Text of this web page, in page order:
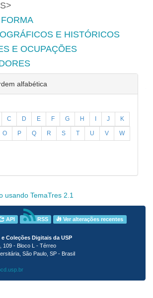
E HISTÓRICOS
E OCUPAÇÕES
alfabética
C D E F G H I J K
O P Q R S T U V W
usando TemaTres 2.1
API RSS Ver alterações recentes
Coleções Digitais da USP
109 - Bloco L - Térreo
São Paulo, SP - Brasil